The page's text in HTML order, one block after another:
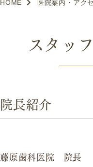
HOME 医院案内・アク
スタッ
院長紹介
藤原歯科医院 院長